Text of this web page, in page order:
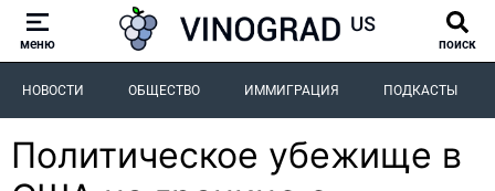
меню поиск
НОВОСТИ ОБЩЕСТВО ИММИГРАЦИЯ ПОДКАСТЫ
Политическое убежище в